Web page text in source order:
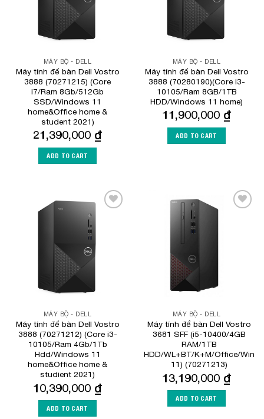
MÁY BỘ - DELL
Máy tính để bàn Dell Vostro
3888 (70271215) (Core
i7/Ram 8Gb/512Gb
SSD/Windows 11
home&Office home &
student 2021)
21,390,000 ₫
ADD TO CART
MÁY BỘ - DELL
Máy tính để bàn Dell Vostro
3888 (70280190)(Core i3-
10105/Ram 8GB/1TB
HDD/Windows 11 home)
11,900,000 ₫
ADD TO CART
MÁY BỘ - DELL
Máy tính để bàn Dell Vostro
3888 (70271212) (Core i3-
10105/Ram 4Gb/1Tb
Hdd/Windows 11
home&Office home &
studient 2021)
10,390,000 ₫
ADD TO CART
MÁY BỘ - DELL
Máy tính để bàn Dell Vostro
3681 SFF (i5-10400/4GB
RAM/1TB
HDD/WL+BT/K+M/Office/Win
11) (70271213)
13,190,000 ₫
ADD TO CART